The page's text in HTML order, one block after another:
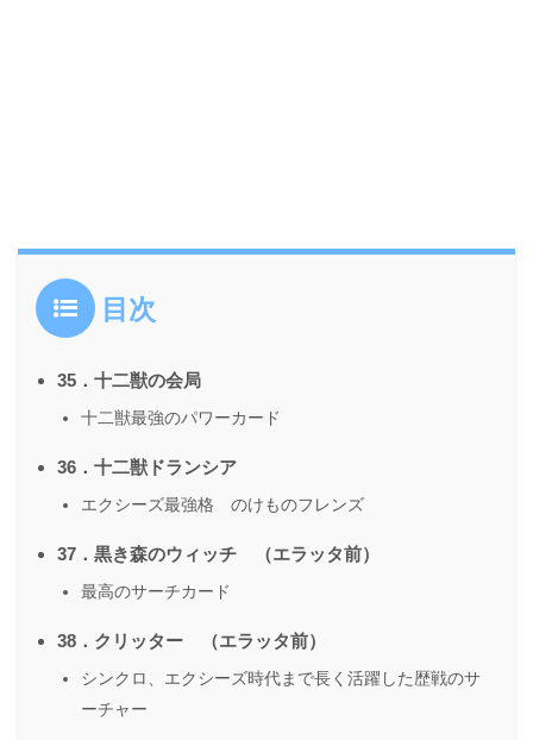
目次
35．十二獣の会局
十二獣最強のパワーカード
36．十二獣ドランシア
エクシーズ最強格 のけものフレンズ
37．黒き森のウィッチ （エラッタ前）
最高のサーチカード
38．クリッター （エラッタ前）
シンクロ、エクシーズ時代まで長く活躍した歴戦のサ
ーチャー